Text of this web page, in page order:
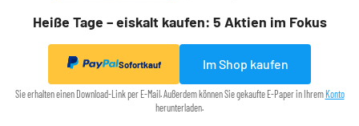
Heiße Tage – eiskalt kaufen: 5 Aktien im Fokus
Sofortkauf Im Shop kaufen
Sie erhalten einen Download-Link per E-Mail. Außerdem können Sie gekaufte E-Paper in Ihrem Konto
herunterladen.